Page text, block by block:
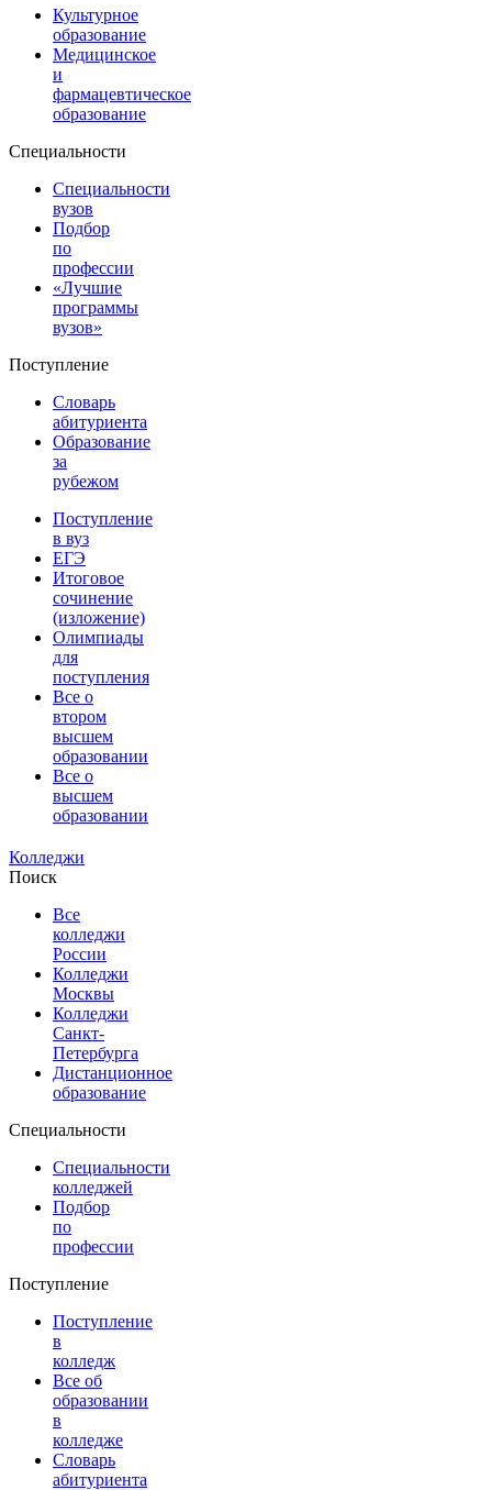
Культурное
образование
Медицинское
и
фармацевтическое
образование
Специальности
Специальности
вузов
Подбор
по
профессии
«Лучшие
программы
вузов»
Поступление
Словарь
абитуриента
Образование
за
рубежом
Поступление
в вуз
ЕГЭ
Итоговое
сочинение
(изложение)
Олимпиады
для
поступления
Все о
втором
высшем
образовании
Все о
высшем
образовании
Колледжи
Поиск
Все
колледжи
России
Колледжи
Москвы
Колледжи
Санкт-
Петербурга
Дистанционное
образование
Специальности
Специальности
колледжей
Подбор
по
профессии
Поступление
Поступление
в
колледж
Все об
образовании
в
колледже
Словарь
абитуриента